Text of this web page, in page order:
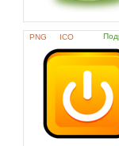
PNG ICO